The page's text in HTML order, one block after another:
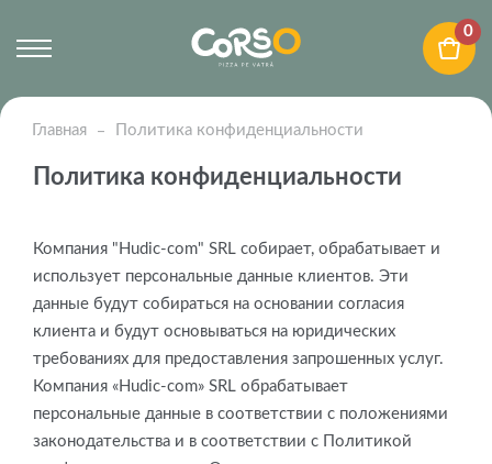
0
Главная Политика конфиденциальности
Политика конфиденциальности
Компания "Hudic-com" SRL собирает, обрабатывает и
использует персональные данные клиентов. Эти
данные будут собираться на основании согласия
клиента и будут основываться на юридических
требованиях для предоставления запрошенных услуг.
Компания «Hudic-com» SRL обрабатывает
персональные данные в соответствии с положениями
законодательства и в соответствии с Политикой